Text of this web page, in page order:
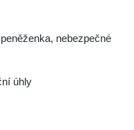
nebezpečné
úhly